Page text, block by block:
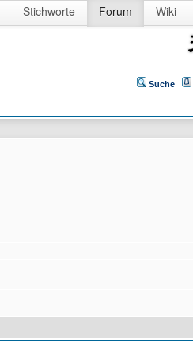
Stichworte Forum Wiki
Suche